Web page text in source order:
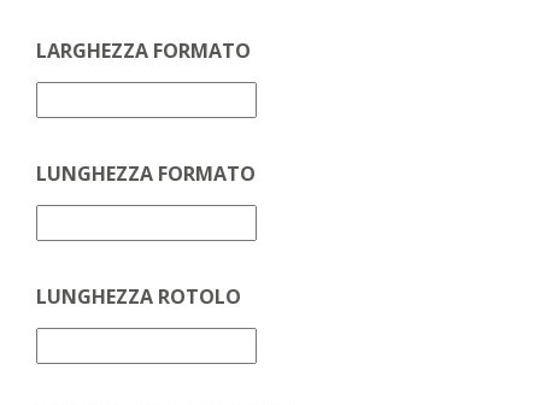
LARGHEZZA FORMATO
LUNGHEZZA FORMATO
LUNGHEZZA ROTOLO